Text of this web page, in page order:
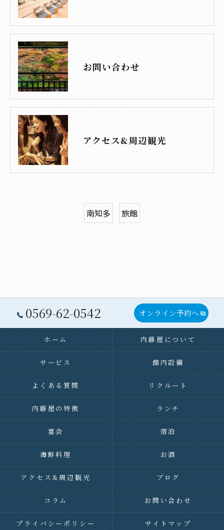
お問い合わせ
アクセス&周辺観光
南知多 旅館
0569-62-0542 オンライン予約へ
ホーム 内藤屋について
サービス 館内設備
よくある質問 リクルート
内藤屋の特徴 ランチ
宴会 宿泊
海鮮料理 お酒
アクセス&周辺観光 ブログ
コラム お問い合わせ
プライバシーポリシー サイトマップ